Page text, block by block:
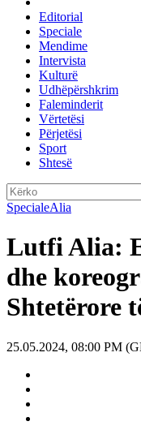
Editorial
Speciale
Mendime
Intervista
Kulturë
Udhëpërshkrim
Faleminderit
Vërtetësi
Përjetësi
Sport
Shtesë
SpecialeAlia
Lutfi Alia:
dhe
Shtetërore
25.05.2024, 08:00 PM